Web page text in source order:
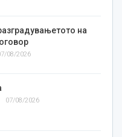
на
08/2026
07/08/2026